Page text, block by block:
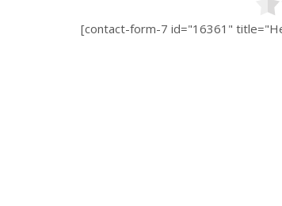
[contact-form-7 id="16361"